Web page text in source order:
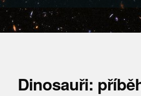
Dinosauři: